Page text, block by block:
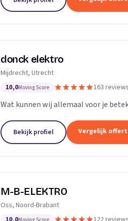
donck elektro
Mijdrecht, Utrecht
10,0Moving Score 163 reviews
Wat kunnen wij allemaal voor je
Bekijk profiel Vergelijk
M-B-ELEKTRO
Oss, Noord-Brabant